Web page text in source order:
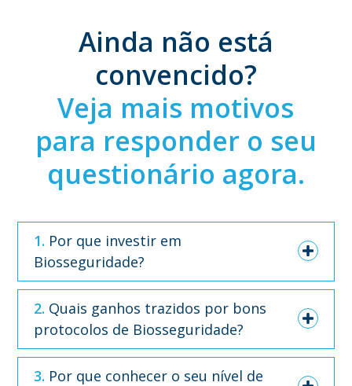
Ainda não está
convencido?
Veja mais motivos
para responder o seu
questionário agora.
1. Por que investir em
Biosseguridade?
2. Quais ganhos trazidos por bons
protocolos de Biosseguridade?
3. Por que conhecer o seu nível de